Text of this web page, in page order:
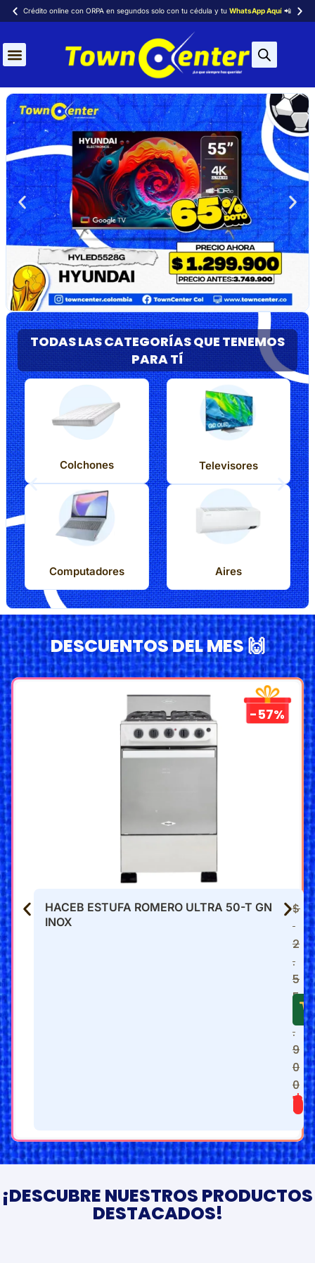
Crédito online con ORPA en segundos solo con tu cédula y tuWhatsApp Aquí 📲
TODAS LAS CATEGORÍAS QUE TENEMOS
PARA TÍ
Colchones
Computadores
Televisores
Aires
DESCUENTOS DEL MES 🙌
-57%
HACEB ESTUFA ROMERO ULTRA 50-T GN
INOX
$
2
.
5
5
.
9
0
0
$
1.099.900
¡DESCUBRE NUESTROS PRODUCTOS
DESTACADOS!